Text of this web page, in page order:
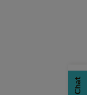
Chat